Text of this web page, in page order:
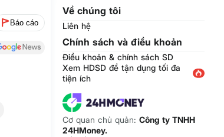
Báo cáo
Về chúng tôi
Liên hệ
Chính sách và điều khoản
Điều khoản & chính sách SD
Xem HDSD để tận dụng tối đa
tiện ích
Cơ quan chủ quản:Công ty TNHH
24HMoney.